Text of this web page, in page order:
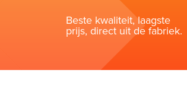
Beste kwaliteit, laagste
prijs, direct uit de fabriek.